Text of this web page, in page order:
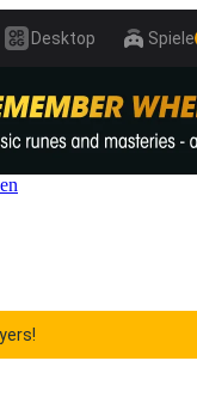
Desktop Spiele